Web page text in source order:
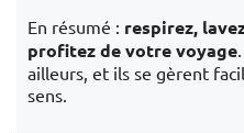
En résumé : respirez,
profitez de votre voyage
ailleurs, et ils se gèrent
sens.